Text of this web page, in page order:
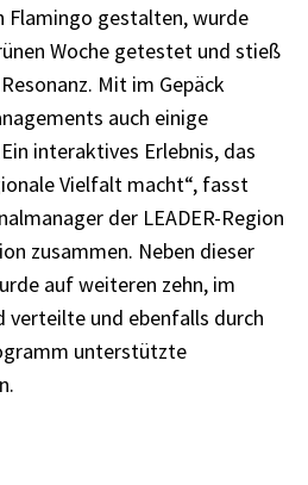
Flamingo gestalten, wurde
Woche getestet und stieß
Mit im Gepäck
auch einige
interaktives Erlebnis, das
Vielfalt macht“, fasst
der LEADER-Region
zusammen. Neben dieser
auf weiteren zehn, im
verteilte und ebenfalls durch
unterstützte